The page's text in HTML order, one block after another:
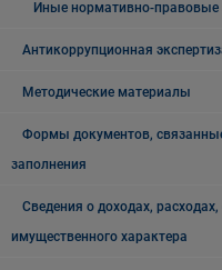
Иные нормативно-правовые
Антикоррупционная
Методические материалы
Формы документов,
заполнения
Сведения о доходах,
имущественного характера